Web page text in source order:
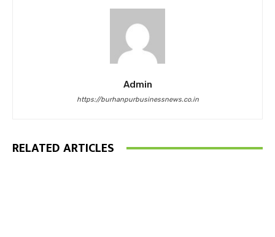
Admin
https://burhanpurbusinessnews.co.in
RELATED ARTICLES